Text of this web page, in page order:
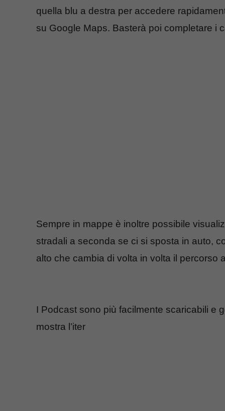
quella blu a destra per accedere
su Google Maps. Basterà poi completare i
Sempre in mappe è inoltre possibile
stradali a seconda se ci si sposta in auto,
alto che cambia di volta in volta il percorso
I Podcast sono più facilmente scaricabili e
mostra l’iter